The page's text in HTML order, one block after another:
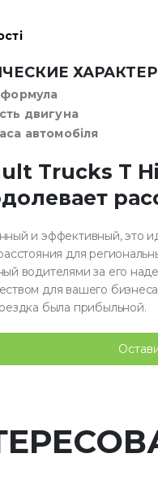
формула
двигуна
автомобіля
Trucks T
и эффективный, это
для
водителями за его
для вашего
была прибыльной.